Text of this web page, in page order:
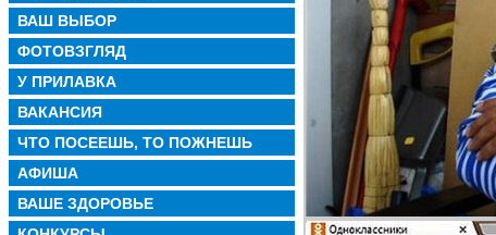
ВАШ ВЫБОР
ФОТОВЗГЛЯД
У ПРИЛАВКА
ВАКАНСИЯ
ЧТО ПОСЕЕШЬ, ТО ПОЖНЕШЬ
АФИША
ВАШЕ ЗДОРОВЬЕ